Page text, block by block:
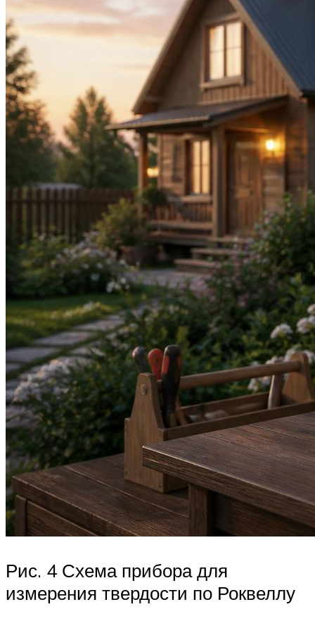
Рис. 4 Схема прибора для
измерения твердости по Роквеллу